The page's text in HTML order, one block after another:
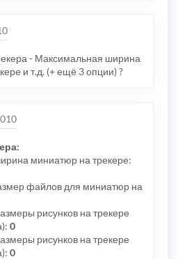
- Максимальная ширина
и т.д. (+ ещё 3 опции) ?
миниатюр на трекере:
файлов для миниатюр на
рисунков на трекере
0
рисунков на трекере
0